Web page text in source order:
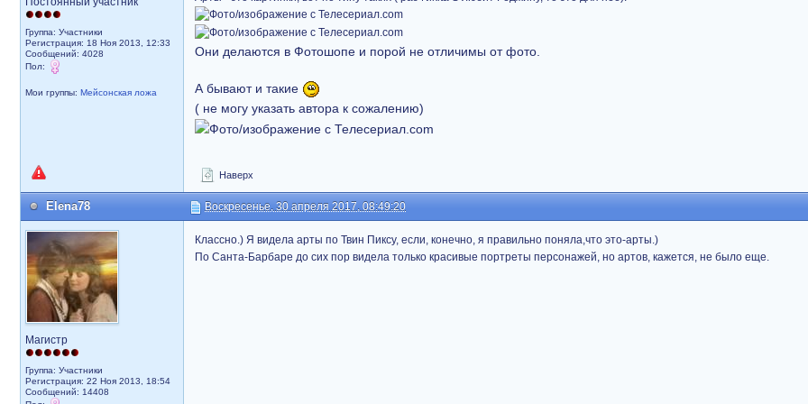
Группа: Участники
Регистрация: 18 Ноя 2013, 12:33
Сообщений: 4028
Пол:
Мои группы: Мейсонская ложа
Они делаются в Фотошопе и порой не отличимы от фото.
А бывают и такие
( не могу указать автора к сожалению)
Наверх
Elena78 Воскресенье, 30 апреля 2017, 08:49:20
Магистр
Группа: Участники
Регистрация: 22 Ноя 2013, 18:54
Сообщений: 14408
Классно.) Я видела арты по Твин Пиксу, если, конечно, я правильно поняла,что это-арты.)
По Санта-Барбаре до сих пор видела только красивые портреты персонажей, но артов, кажется, не было еще.